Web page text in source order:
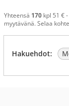
Yhteensä 170 kpl 51 €
myytävänä. Selaa
Hakuehdot: